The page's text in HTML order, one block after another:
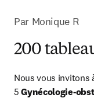
Par Monique R
200
Nous vous invitons
5 Gynécologie-